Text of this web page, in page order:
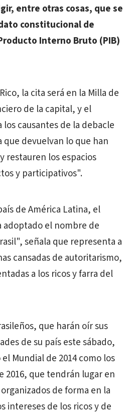
entre otras cosas, que se
constitucional de
Interno Bruto (PIB)
la cita será en la Milla de
de la capital, y el
causantes de la debacle
devuelvan lo que han
restauren los espacios
y participativos".
de América Latina, el
el nombre de
señala que representa a
cansadas de autoritarismo,
a los ricos y farra del
que harán oír sus
de su país este sábado,
Mundial de 2014 como los
2016, que tendrán lugar en
de forma en la
intereses de los ricos y de